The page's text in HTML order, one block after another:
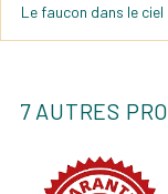
Le faucon dans le
7 AUTRES